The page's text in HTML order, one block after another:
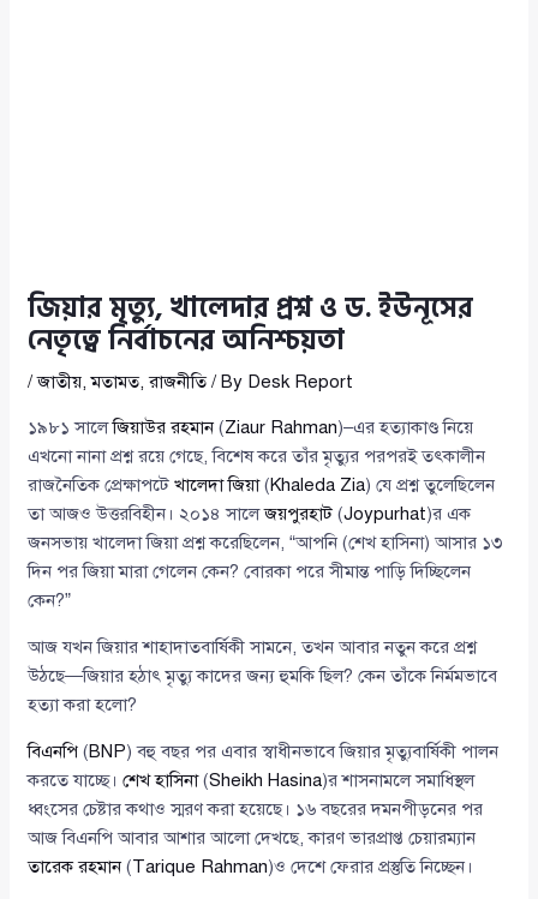
জিয়ার মৃত্যু, খালেদার প্রশ্ন ও ড. ইউনূসের
নেতৃত্বে নির্বাচনের অনিশ্চয়তা
/জাতীয়,মতামত,রাজনীতি/ By Desk Report
১৯৮১ সালেজিয়াউর রহমান(Ziaur Rahman)–এর হত্যাকাণ্ড নিয়ে
এখনো নানা প্রশ্ন রয়ে গেছে, বিশেষ করে তাঁর মৃত্যুর পরপরই তৎকালীন
রাজনৈতিক প্রেক্ষাপটেখালেদা জিয়া(Khaleda Zia) যে প্রশ্ন তুলেছিলেন
তা আজও উত্তরবিহীন। ২০১৪ সালেজয়পুরহাট (Joypurhat)র এক
জনসভায় খালেদা জিয়া প্রশ্ন করেছিলেন, “আপনি (শেখ হাসিনা) আসার ১৩
দিন পর জিয়া মারা গেলেন কেন? বোরকা পরে সীমান্ত পাড়ি দিচ্ছিলেন
কেন?”
আজ যখন জিয়ার শাহাদাতবার্ষিকী সামনে, তখন আবার নতুন করে প্রশ্ন
উঠছে—জিয়ার হঠাৎ মৃত্যু কাদের জন্য হুমকি ছিল? কেন তাঁকে নির্মমভাবে
হত্যা করা হলো?
বিএনপি (BNP) বহু বছর পর এবার স্বাধীনভাবে জিয়ার মৃত্যুবার্ষিকী পালন
করতে যাচ্ছে।শেখ হাসিনা(Sheikh Hasina)র শাসনামলে সমাধিস্থল
ধ্বংসের চেষ্টার কথাও স্মরণ করা হয়েছে। ১৬ বছরের দমনপীড়নের পর
আজ বিএনপি আবার আশার আলো দেখছে, কারণ ভারপ্রাপ্ত চেয়ারম্যান
তারেক রহমান(Tarique Rahman)ও দেশে ফেরার প্রস্তুতি নিচ্ছেন।